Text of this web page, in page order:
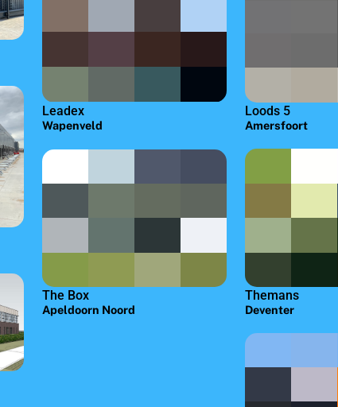
Leadex
Wapenveld
The Box
Apeldoorn Noord
Loods 5
Amersfoort
Themans
Deventer